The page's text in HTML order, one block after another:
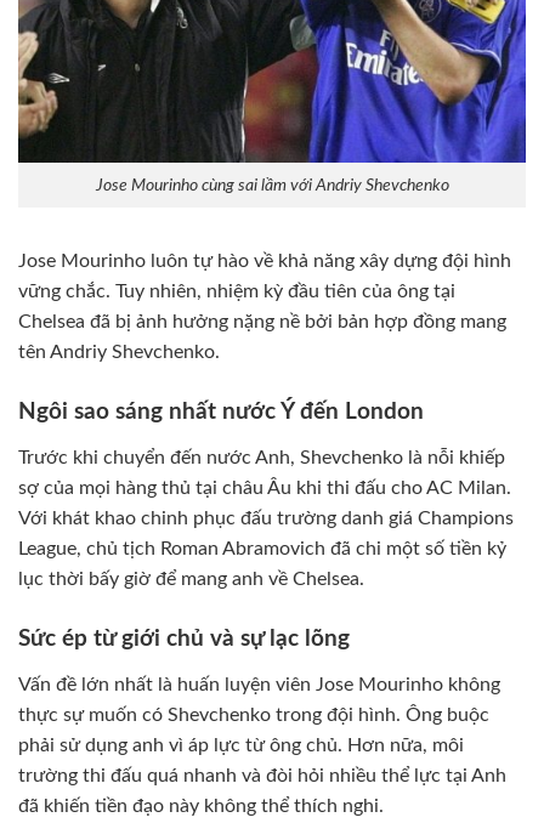
Jose Mourinho cùng sai lầm với Andriy Shevchenko
Jose Mourinho luôn tự hào về khả năng xây dựng đội hình
vững chắc. Tuy nhiên, nhiệm kỳ đầu tiên của ông tại
Chelsea đã bị ảnh hưởng nặng nề bởi bản hợp đồng mang
tên Andriy Shevchenko.
Ngôi sao sáng nhất nước Ý đến London
Trước khi chuyển đến nước Anh, Shevchenko là nỗi khiếp
sợ của mọi hàng thủ tại châu Âu khi thi đấu cho AC Milan.
Với khát khao chinh phục đấu trường danh giá Champions
League, chủ tịch Roman Abramovich đã chi một số tiền kỷ
lục thời bấy giờ để mang anh về Chelsea.
Sức ép từ giới chủ và sự lạc lõng
Vấn đề lớn nhất là huấn luyện viên Jose Mourinho không
thực sự muốn có Shevchenko trong đội hình. Ông buộc
phải sử dụng anh vì áp lực từ ông chủ. Hơn nữa, môi
trường thi đấu quá nhanh và đòi hỏi nhiều thể lực tại Anh
đã khiến tiền đạo này không thể thích nghi.